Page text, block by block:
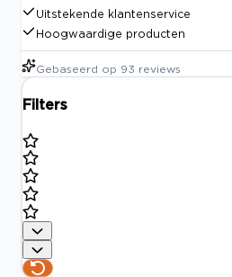
Uitstekende klantenservice
Hoogwaardige producten
Gebaseerd op 93 reviews
Filters